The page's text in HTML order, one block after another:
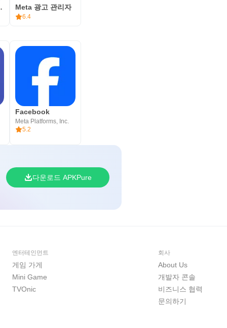
Play, Meta 광고 관리자
6.4
Facebook
Meta Platforms, Inc.
5.2
다운로드 APKPure
엔터테인먼트
게임 가게
Mini Game
TVOnic
회사
About Us
개발자 콘솔
비즈니스 협력
문의하기